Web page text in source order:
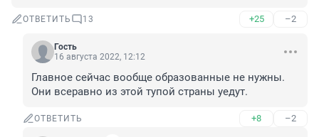
ОТВЕТИТЬ 13 +25 –2
Гость
16 августа 2022, 12:12
Главное сейчас вообще образованные не нужны.
Они всеравно из этой тупой страны уедут.
ОТВЕТИТЬ +8 –2